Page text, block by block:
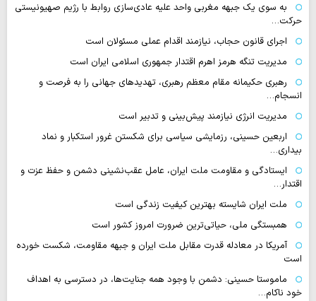
به سوی یک جبهه مغربی واحد علیه عادی‌سازی روابط با رژیم صهیونیستی
حرکت…
اجرای قانون حجاب، نیازمند اقدام عملی مسئولان است
مدیریت تنگه هرمز اهرم اقتدار جمهوری اسلامی ایران است
رهبری حکیمانه مقام معظم رهبری، تهدیدهای جهانی را به فرصت و
انسجام…
مدیریت انرژی نیازمند پیش‌بینی و تدبیر است
اربعین حسینی، رزمایشی سیاسی برای شکستن غرور استکبار و نماد
بیداری…
ایستادگی و مقاومت ملت ایران، عامل عقب‌نشینی دشمن و حفظ عزت و
اقتدار…
ملت ایران شایسته بهترین کیفیت زندگی است
همبستگی ملی، حیاتی‌ترین ضرورت امروز کشور است
آمریکا در معادله قدرت مقابل ملت ایران و جبهه مقاومت، شکست خورده
است
ماموستا حسینی: دشمن با وجود همه جنایت‌ها، در دسترسی به اهداف
خود ناکام…